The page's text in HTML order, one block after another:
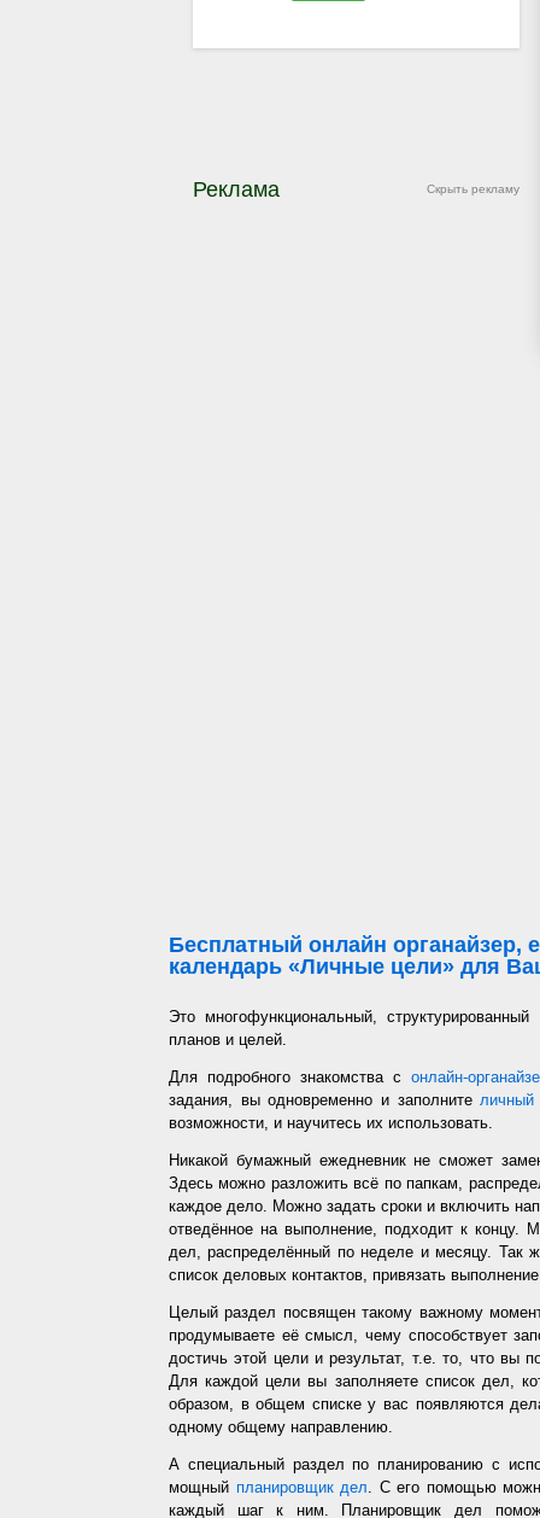
Скрыть рекламу
Реклама
Бесплатный онлайн органайзер,
календарь «Личные цели» для
Это многофункциональный,
планов и целей.
Для подробного знакомства с онлайн-
задания, вы одновременно и заполнителичный
возможности, и научитесь их использовать.
Никакой бумажный ежедневник не сможет
Здесь можно разложить всё по папкам,
каждое дело. Можно задать сроки и включить
отведённое на выполнение, подходит к концу.
дел, распределённый по неделе и месяцу. Так
список деловых контактов, привязать
Целый раздел посвящен такому важному
продумываете её смысл, чему способствует
достичь этой цели и результат, т.е. то, что вы
Для каждой цели вы заполняете список дел,
образом, в общем списке у вас появляются
одному общему направлению.
А специальный раздел по планированию с
мощный планировщик дел. С его помощью
каждый шаг к ним. Планировщик дел